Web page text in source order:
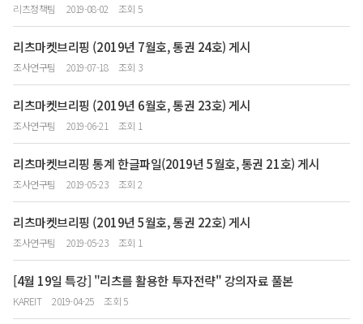
리츠정책팀 2019-08-02 조회 5
리츠마켓브리핑 (2019년 7월호, 통권 24호) 게시
조사연구팀 2019-07-18 조회 3
리츠마켓브리핑 (2019년 6월호, 통권 23호) 게시
조사연구팀 2019-06-21 조회 1
리츠마켓브리핑 통계 한글파일(2019년 5월호, 통권 21호) 게시
조사연구팀 2019-05-23 조회 2
리츠마켓브리핑 (2019년 5월호, 통권 22호) 게시
조사연구팀 2019-05-23 조회 1
[4월 19일 특강] "리츠를 활용한 투자전략" 강의자료 풀본
KAREIT 2019-04-25 조회 5